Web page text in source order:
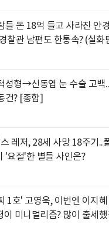
들 돈 18억 들고 사라진 안
찰관 남편도 한통속? (실화
성형→신동엽 눈 수술 고백
건? [종합]
레저, 28세 사망 18주기..
'요절'한 별들 사인은?
1호' 고영욱, 이번엔 이지혜
이 미니멀리즘? 많이 출세